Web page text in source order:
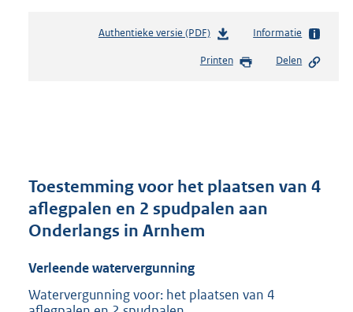
Authentieke versie (PDF)b
s
r
o
o
2
Informatie
Printen Delen
Toestemming voor het plaatsen van 4
aflegpalen en 2 spudpalen aan
Onderlangs in Arnhem
Verleende watervergunning
Watervergunning voor: het plaatsen van 4